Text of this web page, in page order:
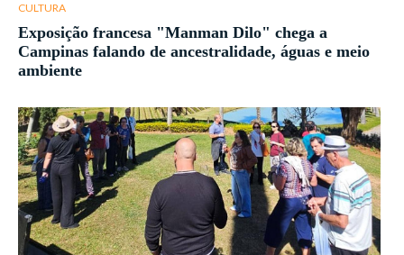
CULTURA
Exposição francesa "Manman Dilo" chega a
Campinas falando de ancestralidade, águas e meio
ambiente